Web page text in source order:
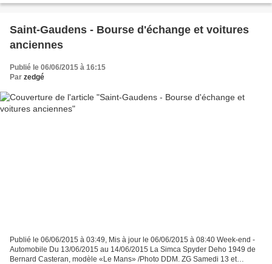
Saint-Gaudens - Bourse d'échange et voitures
anciennes
Publié le 06/06/2015 à 16:15
Par zedgé
Publié le 06/06/2015 à 03:49, Mis à jour le 06/06/2015 à 08:40 Week-end -
Automobile Du 13/06/2015 au 14/06/2015 La Simca Spyder Deho 1949 de
Bernard Casteran, modèle «Le Mans» /Photo DDM. ZG Samedi 13 et